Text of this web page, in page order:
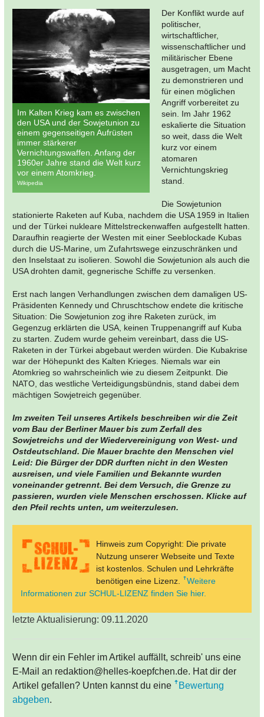
Im Kalten Krieg kam es zwischen
den USA und der Sowjetunion zu
einem gegenseitigen Aufrüsten
immer stärkerer
Vernichtungswaffen. Anfang der
1960er Jahre stand die Welt kurz
vor einem Atomkrieg.
Wikipedia
Der Konflikt wurde auf
politischer,
wirtschaftlicher,
wissenschaftlicher und
militärischer Ebene
ausgetragen, um Macht
zu demonstrieren und
für einen möglichen
Angriff vorbereitet zu
sein. Im Jahr 1962
eskalierte die Situation
so weit, dass die Welt
kurz vor einem
atomaren
Vernichtungskrieg
stand.
Die Sowjetunion
stationierte Raketen auf Kuba, nachdem die USA 1959 in Italien
und der Türkei nukleare Mittelstreckenwaffen aufgestellt hatten.
Daraufhin reagierte der Westen mit einer Seeblockade Kubas
durch die US-Marine, um Zufahrtswege einzuschränken und
den Inselstaat zu isolieren. Sowohl die Sowjetunion als auch die
USA drohten damit, gegnerische Schiffe zu versenken.
Erst nach langen Verhandlungen zwischen dem damaligen US-
Präsidenten Kennedy und Chruschtschow endete die kritische
Situation: Die Sowjetunion zog ihre Raketen zurück, im
Gegenzug erklärten die USA, keinen Truppenangriff auf Kuba
zu starten. Zudem wurde geheim vereinbart, dass die US-
Raketen in der Türkei abgebaut werden würden. Die Kubakrise
war der Höhepunkt des Kalten Krieges. Niemals war ein
Atomkrieg so wahrscheinlich wie zu diesem Zeitpunkt. Die
NATO, das westliche Verteidigungsbündnis, stand dabei dem
mächtigen Sowjetreich gegenüber.
Im zweiten Teil unseres Artikels beschreiben wir die Zeit
vom Bau der Berliner Mauer bis zum Zerfall des
Sowjetreichs und der Wiedervereinigung von West- und
Ostdeutschland. Die Mauer brachte den Menschen viel
Leid: Die Bürger der DDR durften nicht in den Westen
ausreisen, und viele Familien und Bekannte wurden
voneinander getrennt. Bei dem Versuch, die Grenze zu
passieren, wurden viele Menschen erschossen. Klicke auf
den Pfeil rechts unten, um weiterzulesen.
Hinweis zum Copyright: Die private
Nutzung unserer Webseite und Texte
ist kostenlos. Schulen und Lehrkräfte
benötigen eine Lizenz.
Weitere
Informationen zur SCHUL-LIZENZ finden Sie hier.
letzte Aktualisierung: 09.11.2020
Wenn dir ein Fehler im Artikel auffällt, schreib' uns eine
E-Mail an redaktion@helles-koepfchen.de. Hat dir der
Artikel gefallen? Unten kannst du eine
Bewertung
abgeben.